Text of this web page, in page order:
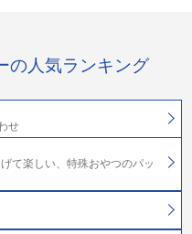
の人気ランキング
せ
て楽しい、特殊おやつのパッ